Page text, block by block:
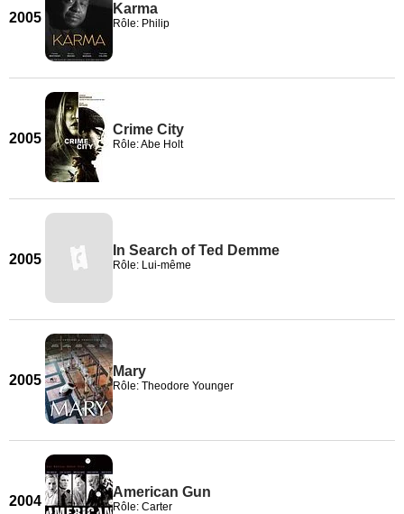
2005
Karma
Rôle: Philip
2005
Crime City
Rôle: Abe Holt
2005
In Search of Ted Demme
Rôle: Lui-même
2005
Mary
Rôle: Theodore Younger
2004
American Gun
Rôle: Carter